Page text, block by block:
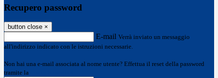
Recupero password
button close ×
E-mail Verrà inviato un messaggio
all'indirizzo indicato con le istruzioni necessarie.
Non hai una e-mail associata al nome utente? Effettua il reset della password
tramite la